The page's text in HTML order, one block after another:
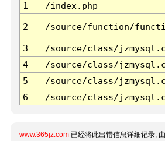
1
/index.php
2 /source/function/
3 /source/class/
4
/source/class/
5
/source/class/
6
/source/class/
www.365jz.com 已经将此出错信息详细记录,